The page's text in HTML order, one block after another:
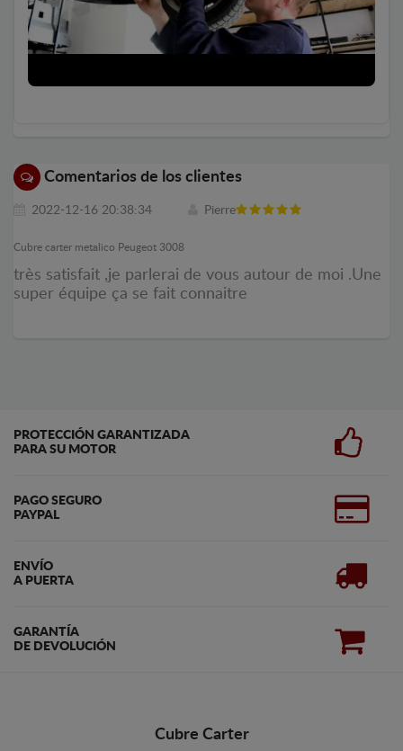
Comentarios de los clientes
2022-12-16 20:38:34 Pierre
Cubre carter metalico Peugeot 3008
très satisfait ,je parlerai de vous autour de moi .Une
super équipe ça se fait connaitre
PROTECCIÓN GARANTIZADA
PARA SU MOTOR
PAGO SEGURO
PAYPAL
ENVÍO
A PUERTA
GARANTÍA
DE DEVOLUCIÓN
Cubre Carter